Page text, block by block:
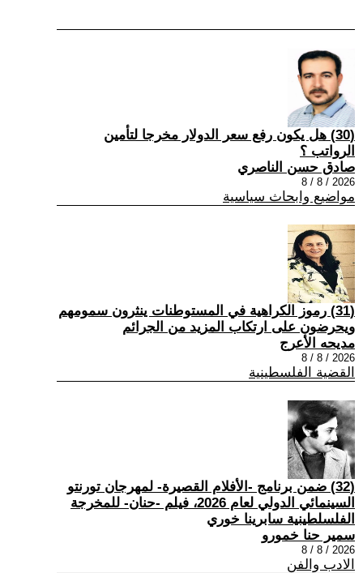
(30) هل يكون رفع سعر الدولار مخرجا لتأمين
الرواتب ؟
صادق حسن الناصري
2026 / 8 / 8
مواضيع وابحاث سياسية
(31) رموز الكراهية في المستوطنات ينثرون سمومهم
ويحرضون على ارتكاب المزيد من الجرائم
مديحه الأعرج
2026 / 8 / 8
القضية الفلسطينية
(32) ضمن برنامج -الأفلام القصيرة- لمهرجان تورنتو
السينمائي الدولي لعام 2026، فيلم -حنان- للمخرجة
الفلسلطينية سابرينا خوري
سمير حنا خمورو
2026 / 8 / 8
الادب والفن